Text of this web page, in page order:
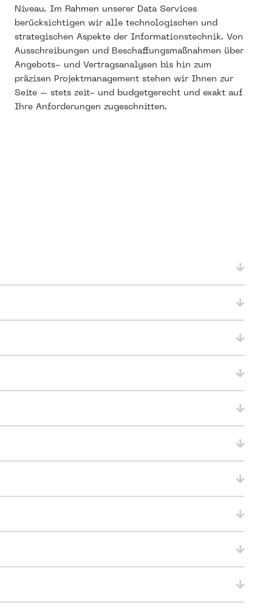
Niveau. Im Rahmen unserer Data Services
berücksichtigen wir alle technologischen und
strategischen Aspekte der Informationstechnik. Von
Ausschreibungen und Beschaffungsmaßnahmen über
Angebots- und Vertragsanalysen bis hin zum
präzisen Projektmanagement stehen wir Ihnen zur
Seite – stets zeit- und budgetgerecht und exakt auf
Ihre Anforderungen zugeschnitten.